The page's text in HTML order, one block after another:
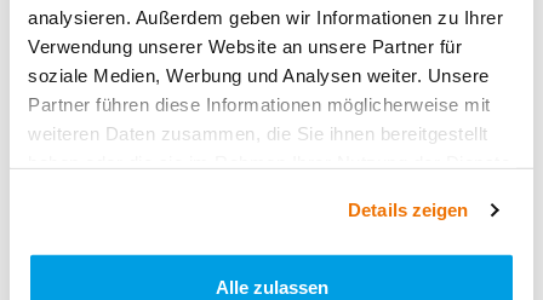
analysieren. Außerdem geben wir Informationen zu Ihrer
Verwendung unserer Website an unsere Partner für
soziale Medien, Werbung und Analysen weiter. Unsere
Partner führen diese Informationen möglicherweise mit
weiteren Daten zusammen, die Sie ihnen bereitgestellt
Details zeigen
Alle zulassen